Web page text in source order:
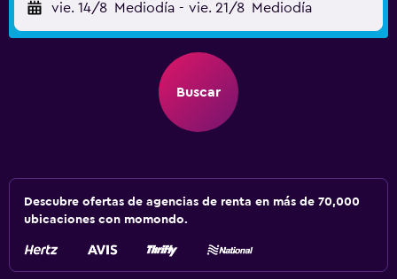
vie. 14/8 Mediodía - vie. 21/8 Mediodía
Buscar
Descubre ofertas de agencias de renta en más de 70,000
ubicaciones con momondo.